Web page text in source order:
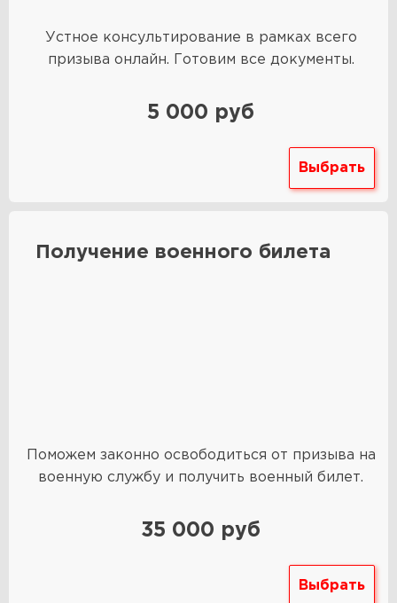
Устное консультирование в рамках всего
призыва онлайн. Готовим все документы.
5 000 руб
Выбрать
Получение военного билета
Поможем законно освободиться от призыва на
военную службу и получить военный билет.
35 000 руб
Выбрать